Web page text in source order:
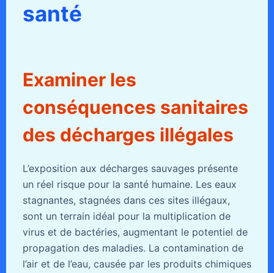
santé
Examiner les
conséquences sanitaires
des décharges illégales
L’exposition aux décharges sauvages présente
un réel risque pour la santé humaine. Les eaux
stagnantes, stagnées dans ces sites illégaux,
sont un terrain idéal pour la multiplication de
virus et de bactéries, augmentant le potentiel de
propagation des maladies. La contamination de
l’air et de l’eau, causée par les produits chimiques